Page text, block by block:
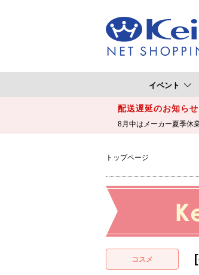
イベント
配送遅延のお知らせ
8月中はメーカー夏季休
トップページ